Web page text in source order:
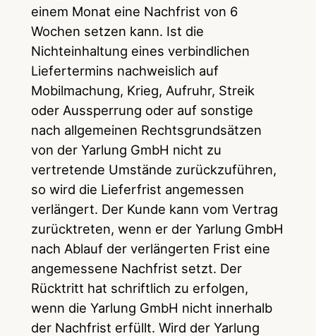
einem Monat eine Nachfrist von 6
Wochen setzen kann. Ist die
Nichteinhaltung eines verbindlichen
Liefertermins nachweislich auf
Mobilmachung, Krieg, Aufruhr, Streik
oder Aussperrung oder auf sonstige
nach allgemeinen Rechtsgrundsätzen
von der Yarlung GmbH nicht zu
vertretende Umstände zurückzuführen,
so wird die Lieferfrist angemessen
verlängert. Der Kunde kann vom Vertrag
zurücktreten, wenn er der Yarlung GmbH
nach Ablauf der verlängerten Frist eine
angemessene Nachfrist setzt. Der
Rücktritt hat schriftlich zu erfolgen,
wenn die Yarlung GmbH nicht innerhalb
der Nachfrist erfüllt. Wird der Yarlung